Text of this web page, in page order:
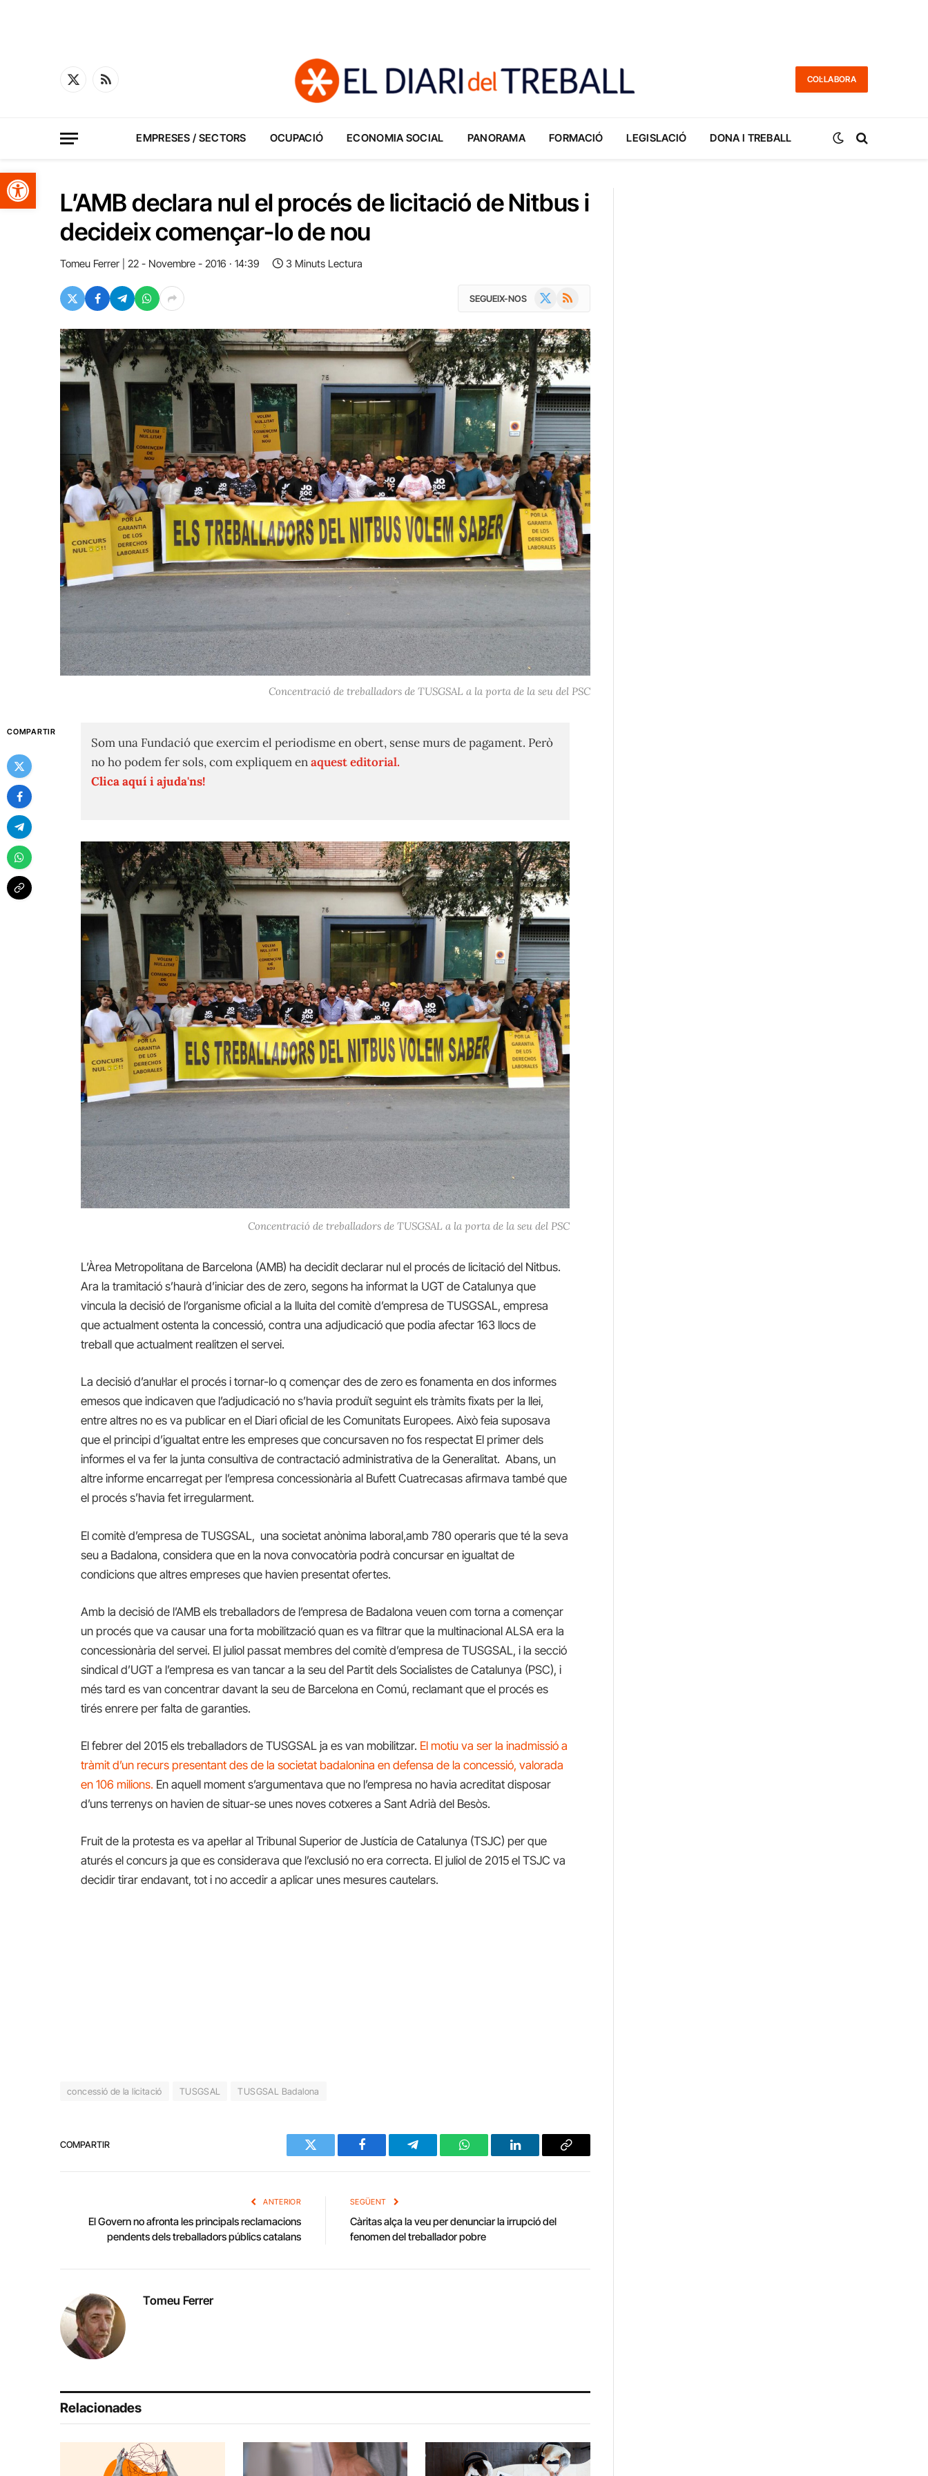
Obre la barra d'eines
X
RSS
COL·LABORA
EMPRESES / SECTORS OCUPACIÓ ECONOMIA SOCIAL PANORAMA FORMACIÓ LEGISLACIÓ DONA I TREBALL
L’AMB declara nul el procés de licitació de Nitbus i
decideix començar-lo de nou
Tomeu Ferrer 22 - Novembre - 2016 · 14:39 3 Minuts Lectura
SEGUEIX-NOS RSS
Concentració de treballadors de TUSGSAL a la porta de la seu del PSC
COMPARTIR
Som una Fundació que exercim el periodisme en obert, sense murs de pagament. Però
no ho podem fer sols, com expliquem enaquest editorial.
Clica aquí i ajuda'ns!
Concentració de treballadors de TUSGSAL a la porta de la seu del PSC
L’Àrea Metropolitana de Barcelona (AMB) ha decidit declarar nul el procés de licitació del Nitbus.
Ara la tramitació s’haurà d’iniciar des de zero, segons ha informat la UGT de Catalunya que
vincula la decisió de l’organisme oficial a la lluita del comitè d’empresa de TUSGSAL, empresa
que actualment ostenta la concessió, contra una adjudicació que podia afectar 163 llocs de
treball que actualment realitzen el servei.
La decisió d’anul·lar el procés i tornar-lo q començar des de zero es fonamenta en dos informes
emesos que indicaven que l’adjudicació no s’havia produït seguint els tràmits fixats per la llei,
entre altres no es va publicar en el Diari oficial de les Comunitats Europees. Això feia suposava
que el principi d’igualtat entre les empreses que concursaven no fos respectat El primer dels
informes el va fer la junta consultiva de contractació administrativa de la Generalitat. Abans, un
altre informe encarregat per l’empresa concessionària al Bufett Cuatrecasas afirmava també que
el procés s’havia fet irregularment.
El comitè d’empresa de TUSGSAL, una societat anònima laboral,amb 780 operaris que té la seva
seu a Badalona, considera que en la nova convocatòria podrà concursar en igualtat de
condicions que altres empreses que havien presentat ofertes.
Amb la decisió de l’AMB els treballadors de l’empresa de Badalona veuen com torna a començar
un procés que va causar una forta mobilització quan es va filtrar que la multinacional ALSA era la
concessionària del servei. El juliol passat membres del comitè d’empresa de TUSGSAL, i la secció
sindical d’UGT a l’empresa es van tancar a la seu del Partit dels Socialistes de Catalunya (PSC), i
més tard es van concentrar davant la seu de Barcelona en Comú, reclamant que el procés es
tirés enrere per falta de garanties.
El febrer del 2015 els treballadors de TUSGSAL ja es van mobilitzar. El motiu va ser la inadmissió a
tràmit d’un recurs presentant des de la societat badalonina en defensa de la concessió, valorada
en 106milions. En aquell moment s’argumentava que no l’empresa no havia acreditat disposar
d’uns terrenys on havien de situar-se unes noves cotxeres a Sant Adrià del Besòs.
Fruit de la protesta es va apel·lar al Tribunal Superior de Justícia de Catalunya (TSJC) per que
aturés el concurs ja que es considerava que l’exclusió no era correcta. El juliol de 2015 el TSJC va
decidir tirar endavant, tot i no accedir a aplicar unes mesures cautelars.
concessió de la licitació TUSGSAL TUSGSAL Badalona
COMPARTIR
Twitter Facebook Telegram WhatsAppLinkedIn Copy
ANTERIOR
El Govern no afronta les principals reclamacions
pendents dels treballadors públics catalans
SEGÜENT
Càritas alça la veu per denunciar la irrupció del
fenomen del treballador pobre
Tomeu Ferrer
Relacionades